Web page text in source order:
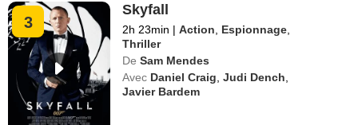
3
Skyfall
2h 23min | Action Espionnage
Thriller
De Sam Mendes
Avec Daniel Craig ,Judi Dench
Javier Bardem